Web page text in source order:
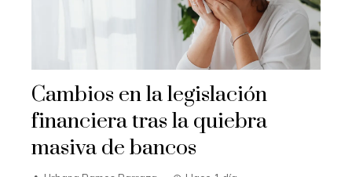
Cambios en la legislación
financiera tras la quiebra
masiva de bancos